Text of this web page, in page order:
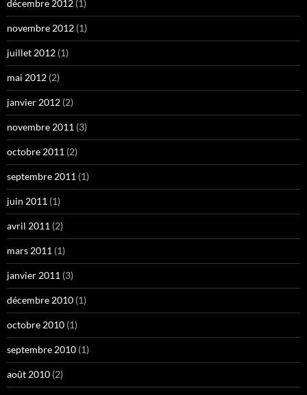
décembre 2012 (1)
novembre 2012 (1)
juillet 2012 (1)
mai 2012 (2)
janvier 2012 (2)
novembre 2011 (3)
octobre 2011 (2)
septembre 2011 (1)
juin 2011 (1)
avril 2011 (2)
mars 2011 (1)
janvier 2011 (3)
décembre 2010 (1)
octobre 2010 (1)
septembre 2010 (1)
août 2010 (2)